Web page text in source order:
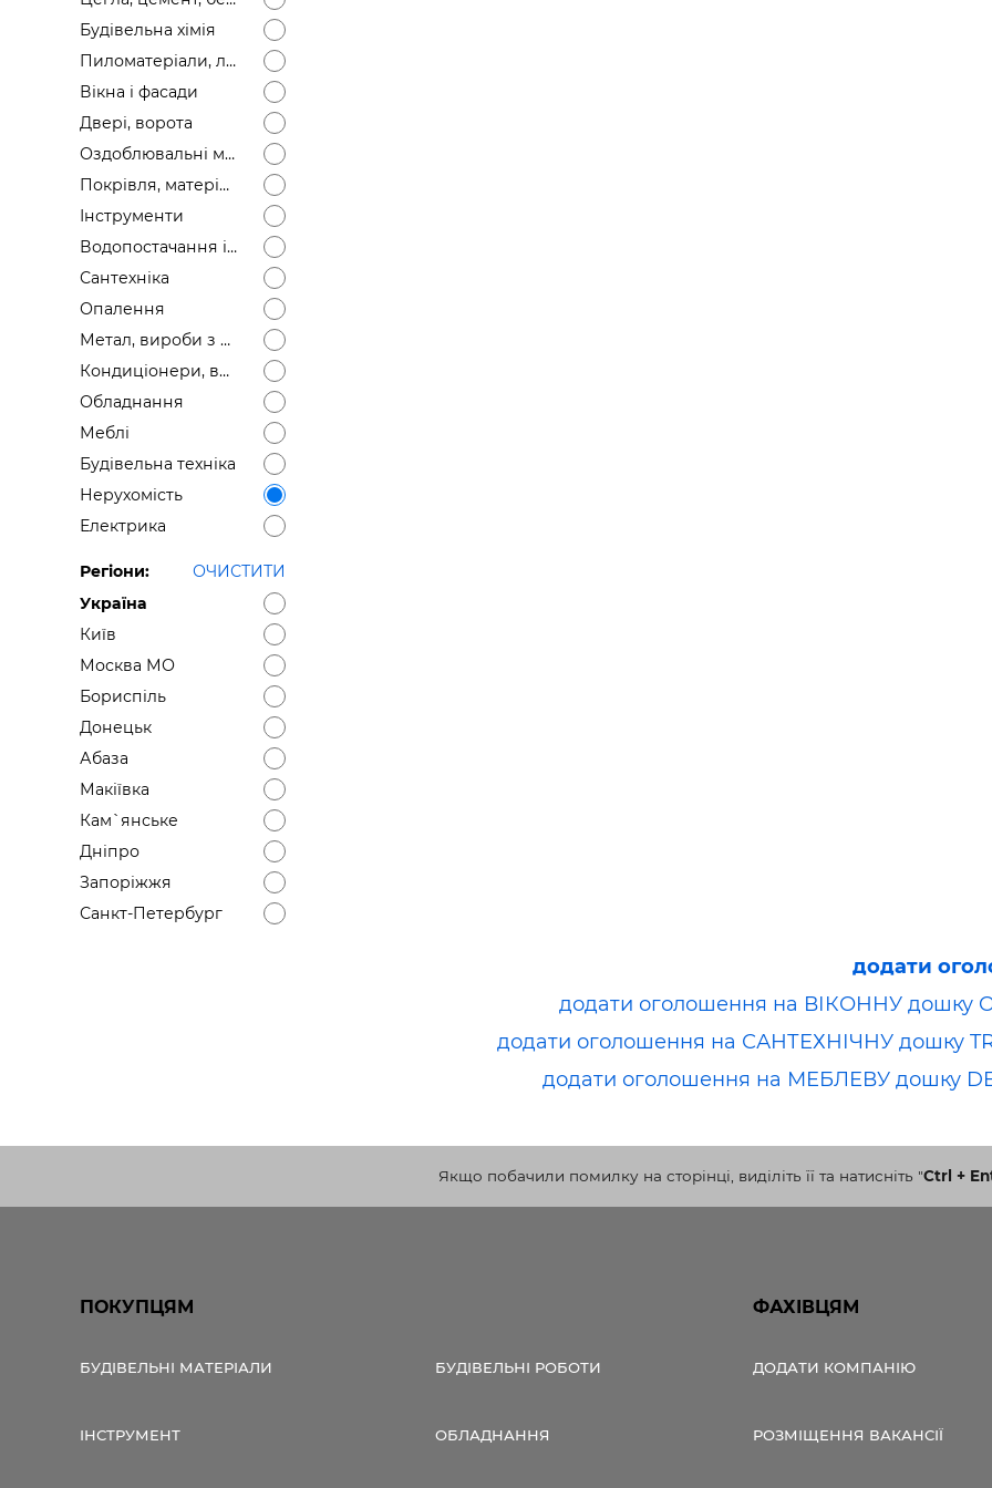
Будівельна хімія
Пиломатеріали, лісоматеріали
Вікна і фасади
Двері, ворота
Оздоблювальні матеріали
Покрівля, матеріали
Інструменти
Водопостачання і каналізація
Сантехніка
Опалення
Метал, вироби з металу
Кондиціонери, вентиляція
Обладнання
Меблі
Будівельна техніка
Нерухомість
Електрика
Регіони:
ОЧИСТИТИ
Україна
Київ
Москва МО
Бориспіль
Донецьк
Абаза
Макіївка
Кам`янське
Дніпро
Запоріжжя
Санкт-Петербург
додати
додати оголошення на ВІКОННУ дошку
додати оголошення на САНТЕХНІЧНУ дошку
додати оголошення на МЕБЛЕВУ дошку
Якщо побачили помилку на сторінці, виділіть її та натисніть "Ctrl +
ПОКУПЦЯМ
БУДІВЕЛЬНІ МАТЕРІАЛИ БУДІВЕЛЬНІ РОБОТИ
ІНСТРУМЕНТ ОБЛАДНАННЯ
ФАХІВЦЯМ
ДОДАТИ КОМПАНІЮ
РОЗМІЩЕННЯ ВАКАНСІЇ